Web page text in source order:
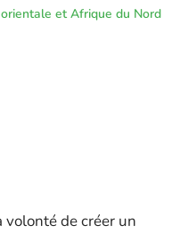
et Afrique du Nord
volonté de créer un